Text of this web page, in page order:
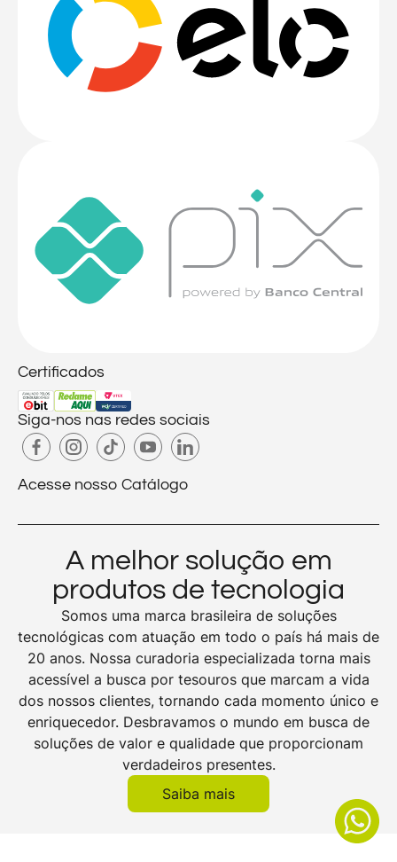
Certificados
Siga-nos nas redes sociais
Acesse nosso Catálogo
A melhor solução em
produtos de tecnologia
Somos uma marca brasileira de soluções
tecnológicas com atuação em todo o país há mais de
20 anos. Nossa curadoria especializada torna mais
acessível a busca por tesouros que marcam a vida
dos nossos clientes, tornando cada momento único e
enriquecedor. Desbravamos o mundo em busca de
soluções de valor e qualidade que proporcionam
verdadeiros presentes.
Saiba mais